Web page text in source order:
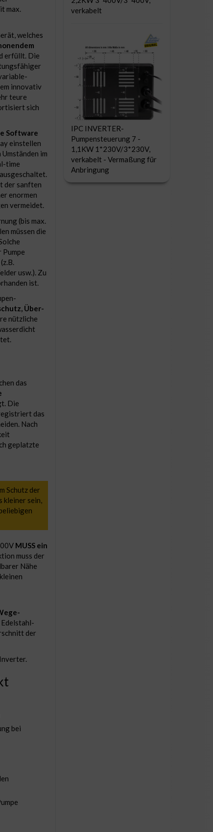
verkabelt
IPC INVERTER-
Pumpensteuerung 7 -
1,1KW 1*230V/3*230V,
verkabelt - Vermaßung für
Anbringung
max.
welches
erfüllt. Die
innovativ
teure
sich
Software
einstellen
im
time
der sanften
enormen
vermeidet.
(bis max.
müssen die
usw.). Zu
ist.
Über-
nützliche
das
Die
das
Nach
geplatzte
Schutz der
kleiner sein,
MUSS ein
muss der
Nähe
der
bei